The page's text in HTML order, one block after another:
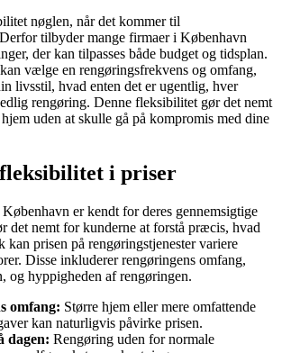
nøglen, når det kommer til
tilbyder mange firmaer i København
der kan tilpasses både budget og tidsplan.
vælge en rengøringsfrekvens og omfang,
livsstil, hvad enten det er ugentlig, hver
rengøring. Denne fleksibilitet gør det nemt
uden at skulle gå på kompromis med dine
i priser
er kendt for deres gennemsigtige
det nemt for kunderne at forstå præcis, hvad
kan prisen på rengøringstjenester variere
Disse inkluderer rengøringens omfang,
og hyppigheden af rengøringen.
omfang: Større hjem eller mere omfattende
kan naturligvis påvirke prisen.
dagen: Rengøring uden for normale